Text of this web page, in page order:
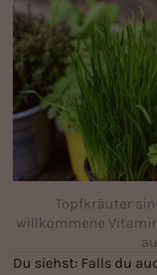
Topfkräuter
willkommene
Du siehst: Falls du